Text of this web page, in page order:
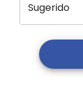
Sugerido